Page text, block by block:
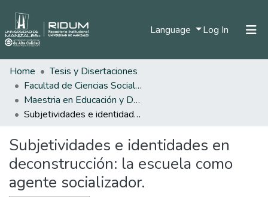
Language Log In (current)
Statistics
Home
Tesis y Disertaciones
Facultad de Ciencias Sociales y Humanas
Maestria en Educación y Desarrollo Humano
Subjetividades e identidades en deconstrucción: la escuela como agente socializador.
Subjetividades e identidades en
deconstrucción: la escuela como
agente socializador.